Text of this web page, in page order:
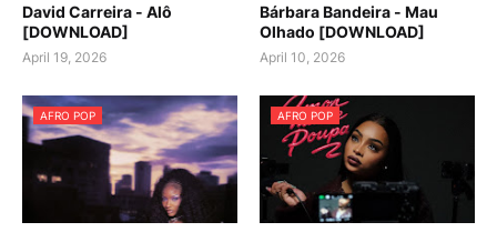
David Carreira - Alô
[DOWNLOAD]
April 19, 2026
Bárbara Bandeira - Mau
Olhado [DOWNLOAD]
April 10, 2026
AFRO POP AFRO POP